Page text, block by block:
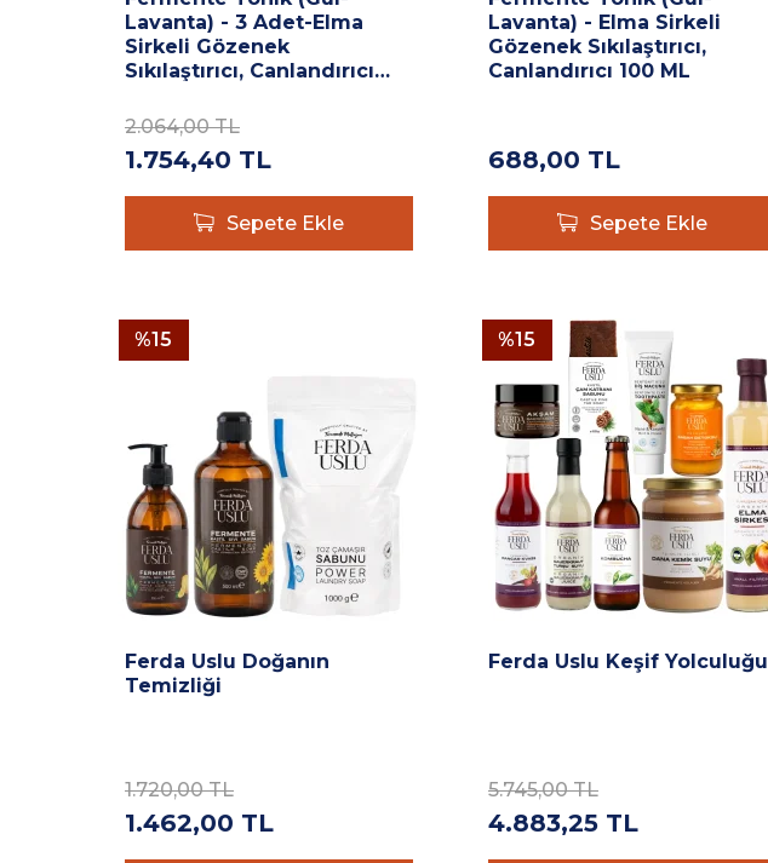
Lavanta) - 3 Adet-Elma
Sirkeli Gözenek
Sıkılaştırıcı, Canlandırıcı
2.064,00TL
1.754,40 TL
Sepete Ekle
Lavanta) - Elma Sirkeli
Gözenek Sıkılaştırıcı,
Canlandırıcı 100 ML
688,00 TL
Sepete Ekle
%15
Ferda Uslu Doğanın
Temizliği
1.720,00TL
1.462,00 TL
%15
Ferda Uslu Keşif Yolculuğu
5.745,00TL
4.883,25 TL